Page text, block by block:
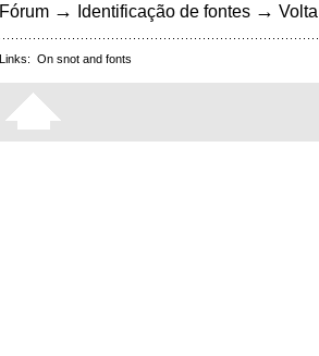
Fórum → Identificação de fontes →
Links: On snot and fonts